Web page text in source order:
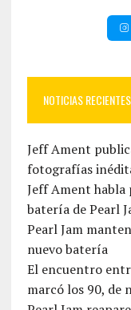
NOTICIAS RECIENTES
Jeff Ament
fotografías
Jeff Ament
batería de Pearl
Pearl Jam
nuevo batería
El encuentro
marcó los 90, de